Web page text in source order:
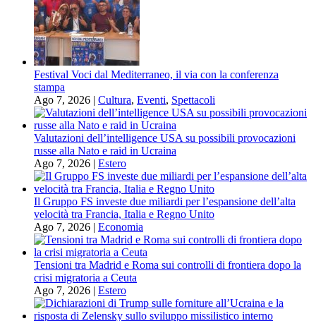
Festival Voci dal Mediterraneo, il via con la conferenza
stampa
Ago 7, 2026 | Cultura, Eventi, Spettacoli
Valutazioni dell’intelligence USA su possibili provocazioni
russe alla Nato e raid in Ucraina
Ago 7, 2026 | Estero
Il Gruppo FS investe due miliardi per l’espansione dell’alta
velocità tra Francia, Italia e Regno Unito
Ago 7, 2026 | Economia
Tensioni tra Madrid e Roma sui controlli di frontiera dopo la
crisi migratoria a Ceuta
Ago 7, 2026 | Estero